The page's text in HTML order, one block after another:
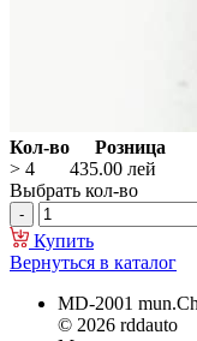
Кол-во
Розница
> 4
435.00 лей
Выбрать кол-во
Купить
Вернуться в каталог
MD-2001
© 2026 rddauto